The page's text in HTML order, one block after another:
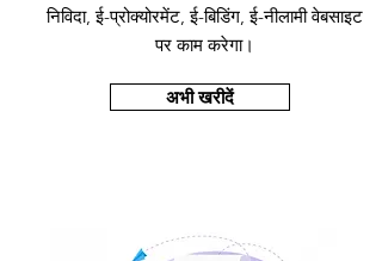
निविदा, ई-प्रोक्योरमेंट, ई-बिडिंग, ई-नीलामी वेबसाइट
पर काम करेगा।
अभी खरीदें